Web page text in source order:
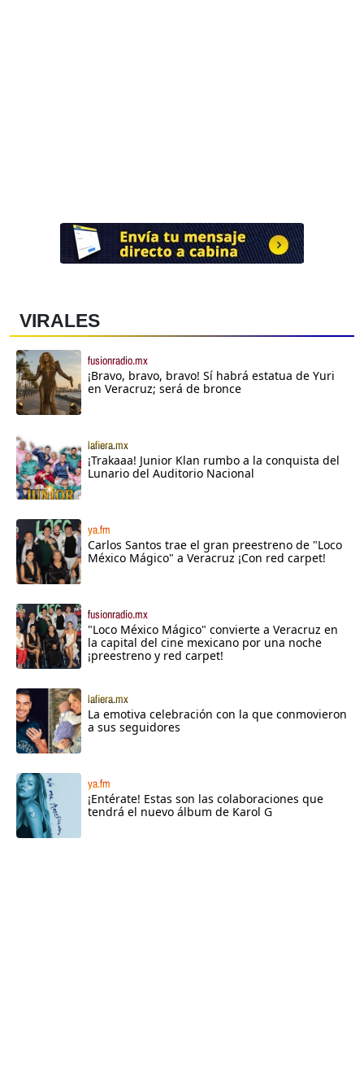
VIRALES
fusionradio.mx
¡Bravo, bravo, bravo! Sí habrá estatua de Yuri
en Veracruz; será de bronce
lafiera.mx
¡Trakaaa! Junior Klan rumbo a la conquista del
Lunario del Auditorio Nacional
ya.fm
Carlos Santos trae el gran preestreno de "Loco
México Mágico" a Veracruz ¡Con red carpet!
fusionradio.mx
"Loco México Mágico" convierte a Veracruz en
la capital del cine mexicano por una noche
¡preestreno y red carpet!
lafiera.mx
La emotiva celebración con la que conmovieron
a sus seguidores
ya.fm
¡Entérate! Estas son las colaboraciones que
tendrá el nuevo álbum de Karol G